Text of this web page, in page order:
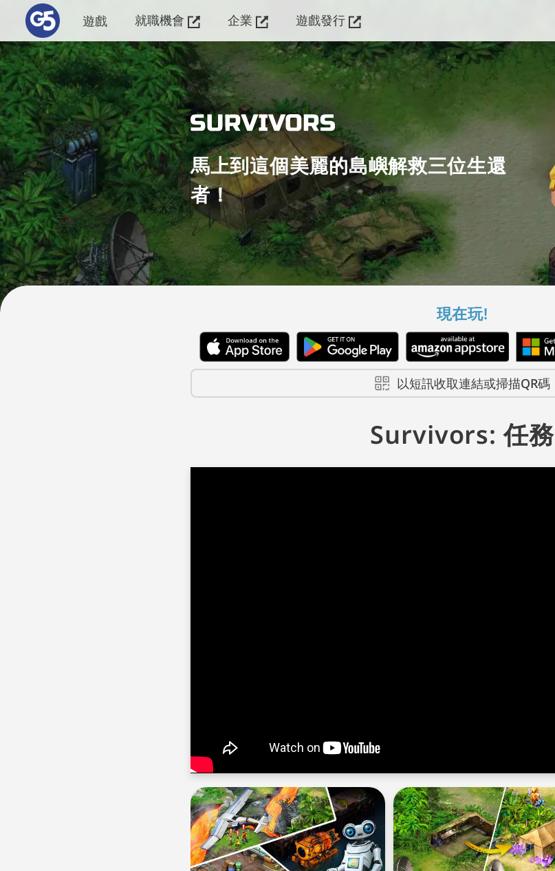
遊戲 就職機會 企業 遊戲發行
馬上到這個美麗的島嶼解救三位生還
者！
現在玩!
以短訊收取連結或掃描QR碼
Survivors: 任務